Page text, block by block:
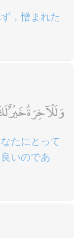
，憎まれた
وَلَلْآخِرَةُ خَيْرٌ
たにとって
いのであ